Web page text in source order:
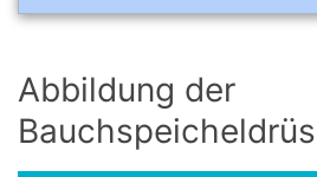
Abbildung der